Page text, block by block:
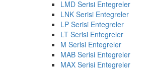
LMD Serisi Entegreler
LNK Serisi Entegreler
LP Serisi Entegreler
LT Serisi Entegreler
M Serisi Entegreler
MAB Serisi Entegreler
MAX Serisi Entegreler